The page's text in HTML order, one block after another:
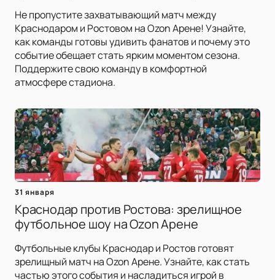
Не пропустите захватывающий матч между
Краснодаром и Ростовом на Ozon Арене! Узнайте,
как команды готовы удивить фанатов и почему это
событие обещает стать ярким моментом сезона.
Поддержите свою команду в комфортной
атмосфере стадиона.
31 января
Краснодар против Ростова: зрелищное
футбольное шоу на Ozon Арене
Футбольные клубы Краснодар и Ростов готовят
зрелищный матч на Ozon Арене. Узнайте, как стать
частью этого события и насладиться игрой в